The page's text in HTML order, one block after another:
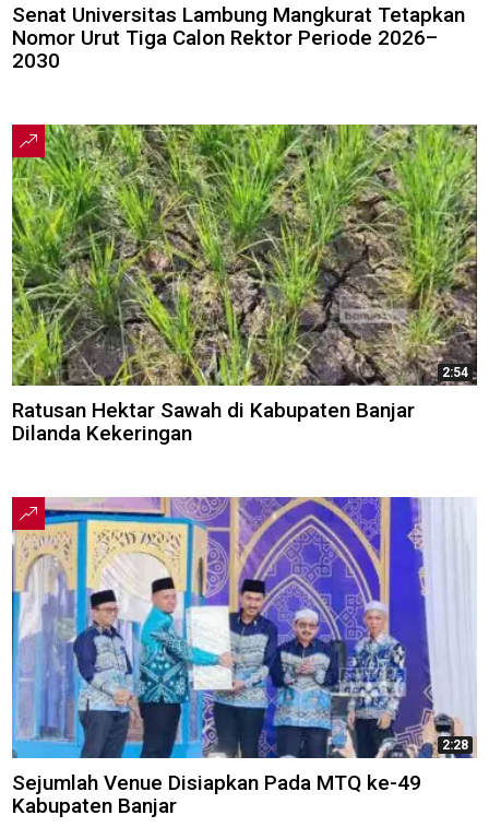
Senat Universitas Lambung Mangkurat Tetapkan
Nomor Urut Tiga Calon Rektor Periode 2026–
2030
2:54
Ratusan Hektar Sawah di Kabupaten Banjar
Dilanda Kekeringan
2:28
Sejumlah Venue Disiapkan Pada MTQ ke-49
Kabupaten Banjar